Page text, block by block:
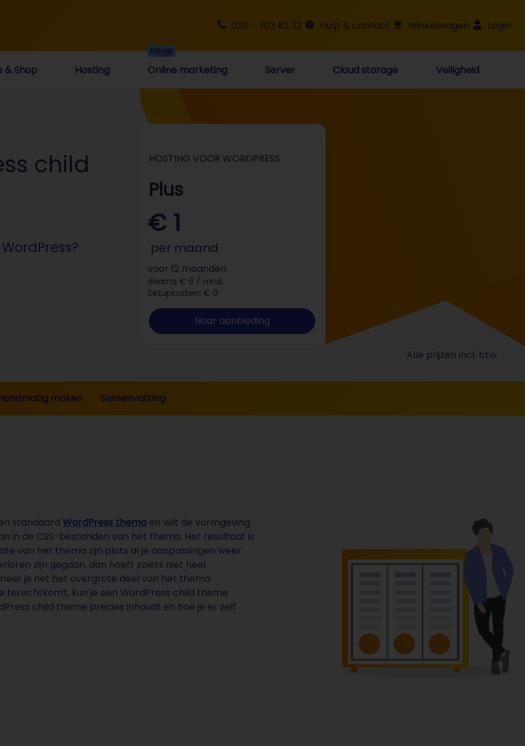
020 - 703 82 32 Hulp & contact Winkelwagen Login
& Shop Hosting Online marketing Server Cloud storage Veiligheid
child HOSTING VOOR WORDPRESS
Plus
€ 1
per maand
voor 12 maanden
daarna € 6 / mnd.
Setupkosten: € 0
Naar aanbieding
Alle prijzen incl. btw
maken Samenvatting
standaard WordPress thema en wilt de vormgeving
in de CSS-bestanden van het thema. Het resultaat is
van het thema zijn plots al je aanpassingen weer
zijn gegaan, dan hoeft zoiets niet heel
je net het overgrote deel van het thema
terechtkomt, kun je een WordPress child theme
child theme precies inhoudt en hoe je er zelf